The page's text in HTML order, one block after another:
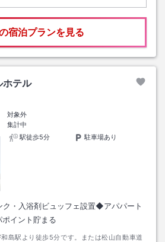
宿泊プランを見る
ホテル
対象外
集計中
駅徒歩5分
駐車場あり
・入浴剤ビュッフェ設置◆アパパート
イント貯まる
和島駅より徒歩5分です。または松山自動車道